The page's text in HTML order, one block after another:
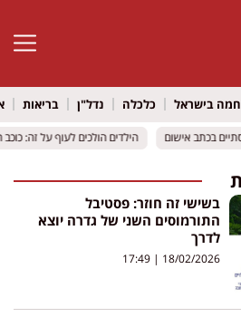
פתח
בישראל כלכלה נדל"ן בריאות
בכתב אישום
בכתב אישום הילדים הולכים לעוף על זה:
הילדים הולכים לעוף על זה:
בשישי זה חוזר: פסטיבל
התורמוסים השני של גדרה יוצא
לדרך
18/02/2026